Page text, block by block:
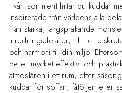
I vårt sortiment hittar du kuddar
inspirerade från världens alla
från starka, färgsprakande
inredningsdetaljer, till mer
och harmoni till din miljö.
de ett mycket effektivt och
atmosfären i ett rum, efter
kuddar för soffan, fåtöljen eller